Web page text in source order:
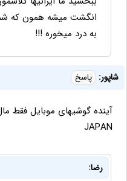
انگشت میشه همون که
به درد میخوره !!!
شاپور: پاسخ
JAPAN
رضا: